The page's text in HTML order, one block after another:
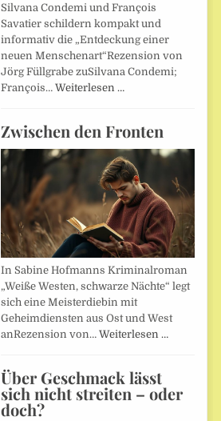
Silvana Condemi und François
Savatier schildern kompakt und
informativ die „Entdeckung einer
neuen Menschenart“Rezension von
Jörg Füllgrabe zuSilvana Condemi;
François… Weiterlesen …
Zwischen den Fronten
In Sabine Hofmanns Kriminalroman
„Weiße Westen, schwarze Nächte“ legt
sich eine Meisterdiebin mit
Geheimdiensten aus Ost und West
anRezension von… Weiterlesen …
Über Geschmack lässt
sich nicht streiten – oder
doch?